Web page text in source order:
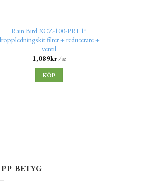
Rain Bird XCZ-100-PRF 1″
filter + reducerare +
ventil
1,089kr/ st
KÖP
BETYG